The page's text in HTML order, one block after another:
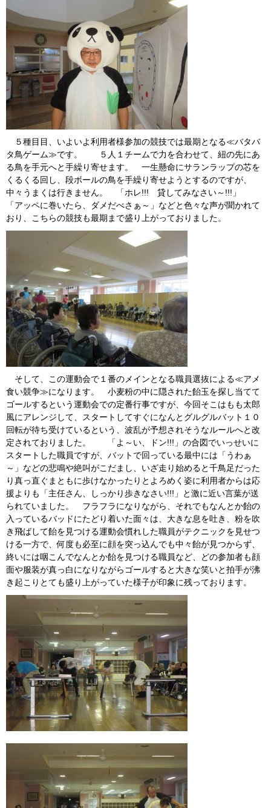
５種目目、いよいよ利用者様参加の競技では最期となる≪バタバ
タ鳥ゲーム≫です。 ５人１チームで力を合わせて、紐の先にあ
る鳥を手元へと手繰り寄せます。 一生懸命にサランラップの芯を
くるくる回し、段ボールの鳥を手繰り寄せようとするのですが、
中々うまくは行きません。 「ホレ!!! 貸してみなさい～!!!」
「アッペに巻いたら、ダメだべさぁ～」などと色々な声が聞かれて
おり、こちらの競技も最期まで盛り上がっておりました。
そして、この運動会で１番のメインとなる職員選抜による≪アメ
食い競争≫になります。 小麦粉の中に隠された飴玉を探し当てて
ゴールするという運動会での定番行事ですが、今回そこはもも太郎
風にアレンジして、スタートしてすぐになんとグルグルバット１０
回転が待ち受けているという、波乱が予想されそうなルールへと改
定されておりました。 「よ～い、ドン!!!」の合図でいっせいに
スタートした職員ですが、バットで回っている最中には「うわぁ
～」などの悲鳴や絶叫がこだまし、いざ走り始めると千鳥足だった
り真っ直ぐまともに歩けなかったりとよろめく姿に利用者からは応
援よりも「主任さん、しっかり歩きなさい!!!」と激に近い言葉が送
られていました。 フラフラになりながら、それでもなんとか飴の
入っているバッドにたどり着いた面々は、大きな息を吐き、粉を吹
き飛ばして飴を見つける運動会慣れした職員がテクニックを見せつ
ける一方で、何度も必至に顔を突っ込んでも中々飴が見つからず、
終いには咽こんでなんとか飴を見つける職員など、どの参加者も顔
面や服装が真っ白になりながらゴールすると大きな笑いと拍手が沸
き起こりとても盛り上がっていた様子が印象に残っております。